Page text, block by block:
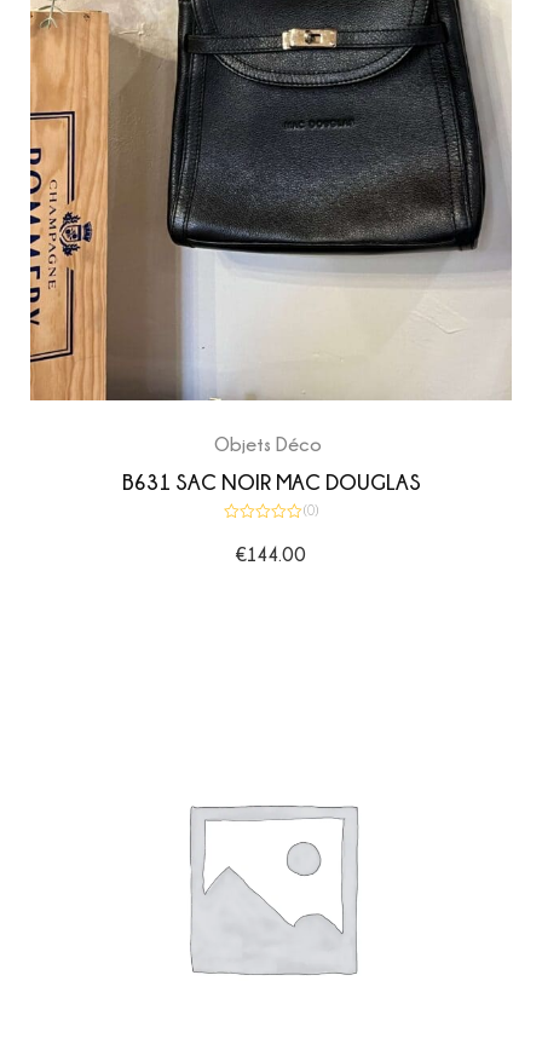
Objets Déco
B631 SAC NOIR MAC DOUGLAS
sur
(0)
€144.00